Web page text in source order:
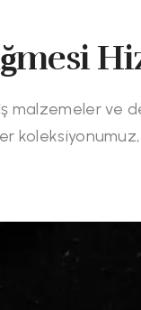
malzemeler ve